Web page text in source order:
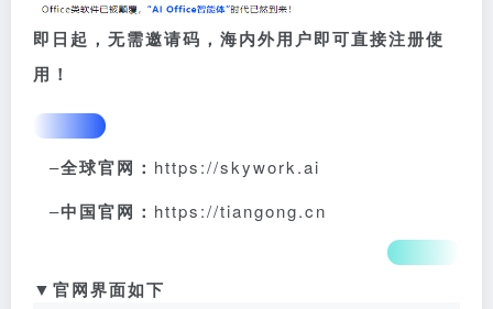
即日起，无需邀请码，海内外用户即可直接注册使
用！
–全球官网： https://skywork.ai
–中国官网： https://tiangong.cn
▼ 官网界面如下